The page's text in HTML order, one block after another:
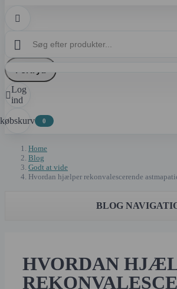



Log
ind
0
Home
Blog
Godt at vide
Hvordan hjælper rekonvalescerende
BLOG
HVORDAN